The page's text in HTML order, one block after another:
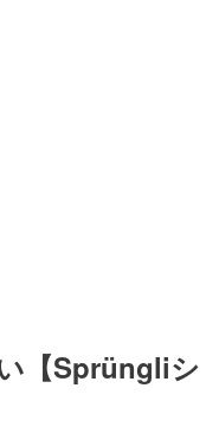
【Sprüngliシ